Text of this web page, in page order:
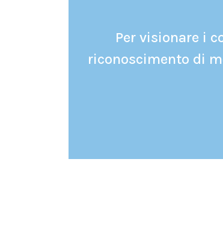
Per visionare i
riconoscimento di